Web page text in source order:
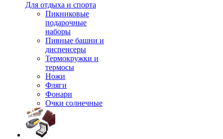
Для отдыха и спорта
Пикниковые
подарочные
наборы
Пивные башни и
диспенсеры
Термокружки и
термосы
Ножи
Фляги
Фонари
Очки солнечные